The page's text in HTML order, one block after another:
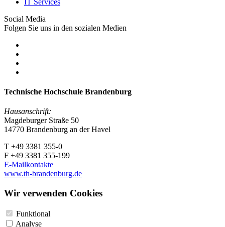
Social Media
Folgen Sie uns in den sozialen Medien
Technische Hochschule Brandenburg
Hausanschrift:
Magdeburger Straße 50
14770 Brandenburg an der Havel
T +49 3381 355-0
F +49 3381 355-199
E-Mailkontakte
www.th-brandenburg.de
Wir verwenden Cookies
Funktional
Analyse